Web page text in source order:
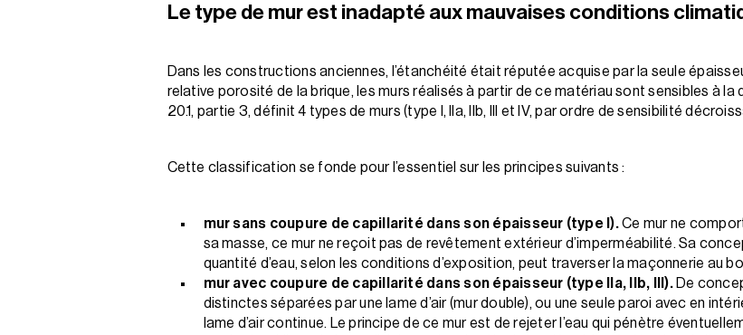
Le type de mur est inadapté aux mauvaises conditions
Dans les constructions anciennes, l’étan­chéité était réputée acquise par la seule
relative porosité de la brique, les murs réalisés à partir de ce matériau sont sensibles à la
20.1, partie 3, définit 4 types de murs (type I, IIa, IIb, III et IV, par ordre de sensibilité
Cette classification se fonde pour l’essentiel sur les principes suivants :
mur sans coupure de capillarité dans son épaisseur (type I).Ce mur ne
sa masse, ce mur ne reçoit pas de revêtement extérieur d’imperméabilité. Sa
quantité d’eau, selon les conditions d’exposition, peut traverser la maçonnerie au
mur avec coupure de capillarité dans son épaisseur (type IIa, IIb, III).De
distinctes séparées par une lame d’air (mur double), ou une seule paroi avec en
lame d’air continue. Le principe de ce mur est de rejeter l’eau qui pénètre